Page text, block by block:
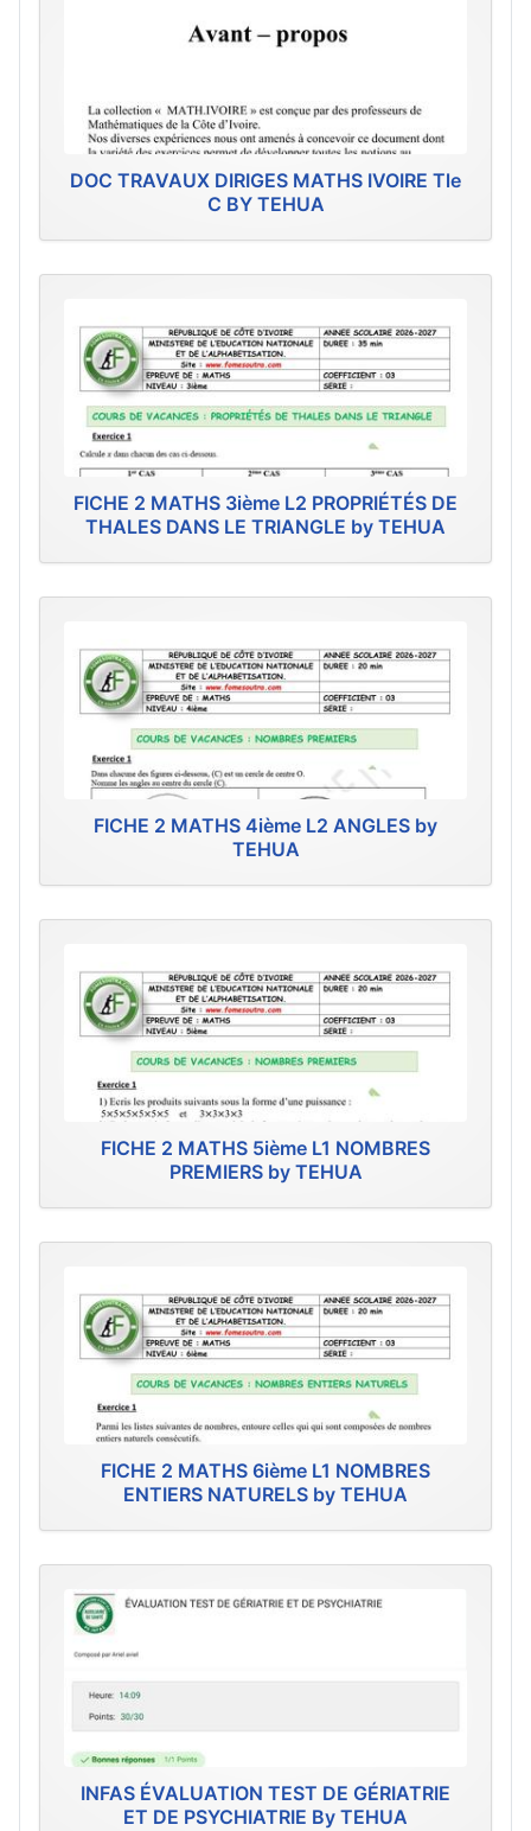
DOC TRAVAUX DIRIGES MATHS IVOIRE Tle
C BY TEHUA
FICHE 2 MATHS 3ième L2 PROPRIÉTÉS DE
THALES DANS LE TRIANGLE by TEHUA
FICHE 2 MATHS 4ième L2 ANGLES by
TEHUA
FICHE 2 MATHS 5ième L1 NOMBRES
PREMIERS by TEHUA
FICHE 2 MATHS 6ième L1 NOMBRES
ENTIERS NATURELS by TEHUA
INFAS ÉVALUATION TEST DE GÉRIATRIE
ET DE PSYCHIATRIE By TEHUA